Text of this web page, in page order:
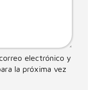
electrónico y
la próxima vez